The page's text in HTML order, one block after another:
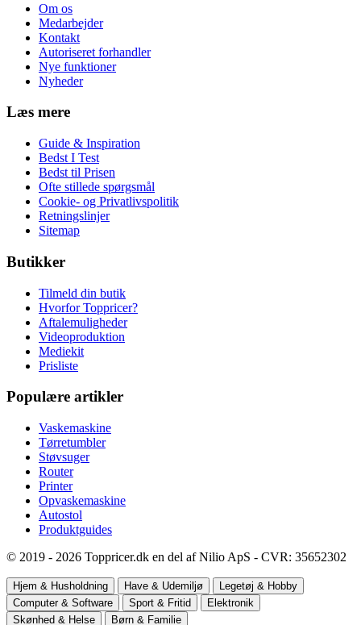
Om os
Medarbejder
Kontakt
Autoriseret forhandler
Nye funktioner
Nyheder
Læs mere
Guide & Inspiration
Bedst I Test
Bedst til Prisen
Ofte stillede spørgsmål
Cookie- og Privatlivspolitik
Retningslinjer
Sitemap
Butikker
Tilmeld din butik
Hvorfor Toppricer?
Aftalemuligheder
Videoproduktion
Mediekit
Prisliste
Populære artikler
Vaskemaskine
Tørretumbler
Støvsuger
Router
Printer
Opvaskemaskine
Autostol
Produktguides
© 2019 - 2026 Toppricer.dk en del af Nilio ApS - CVR: 35652302
Hjem & Husholdning Have & Udemiljø
Legetøj & Hobby
Computer & Software
Sport & Fritid
Elektronik
Skønhed & Helse
Børn & Familie